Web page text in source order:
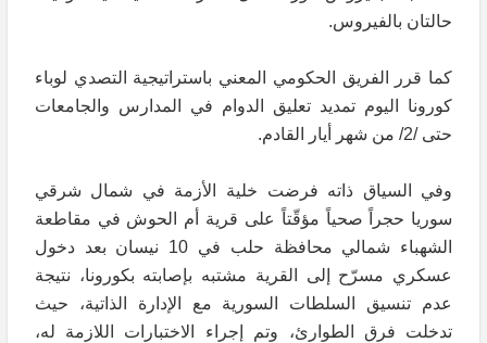
حالتان بالفيروس.
كما قرر الفريق الحكومي المعني باستراتيجية التصدي لوباء
كورونا اليوم تمديد تعليق الدوام في المدارس والجامعات
حتى /2/ من شهر أيار القادم.
وفي السياق ذاته فرضت خلية الأزمة في شمال شرقي
سوريا حجراً صحياً مؤقّتاً على قرية أم الحوش في مقاطعة
الشهباء شمالي محافظة حلب في 10 نيسان بعد دخول
عسكري مسرّح إلى القرية مشتبه بإصابته بكورونا، نتيجة
عدم تنسيق السلطات السورية مع الإدارة الذاتية، حيث
تدخلت فرق الطوارئ، وتم إجراء الاختبارات اللازمة له،